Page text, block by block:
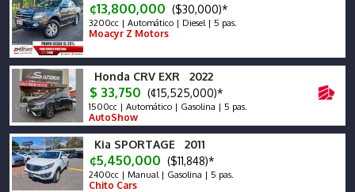
¢13,800,000 ($30,000)*
3200cc | Automático | Diesel | 5 pas.
Moacyr Z Motors
Honda CRV EXR 2022
$ 33,750 (¢15,525,000)*
1500cc | Automático | Gasolina | 5 pas.
AutoShow
Kia SPORTAGE 2011
¢5,450,000 ($11,848)*
2400cc | Manual | Gasolina | 5 pas.
Chito Cars